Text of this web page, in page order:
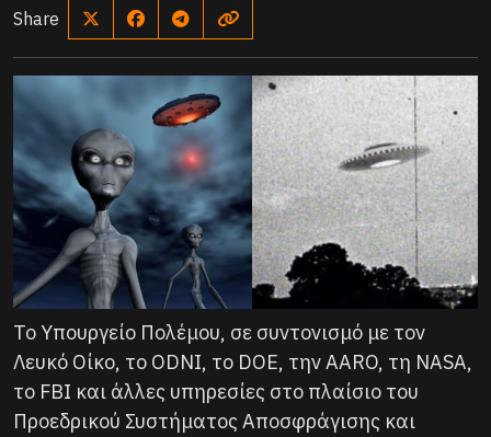
Share
Το Υπουργείο Πολέμου, σε συντονισμό με τον
Λευκό Οίκο, το ODNI, το DOE, την AARO, τη NASA,
το FBI και άλλες υπηρεσίες στο πλαίσιο του
Προεδρικού Συστήματος Αποσφράγισης και